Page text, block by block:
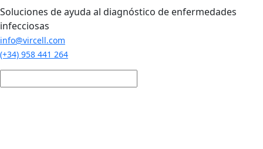
Pasar al contenido principal
Soluciones de ayuda al diagnóstico de enfermedades
infecciosas
info@vircell.com
(+34) 958 441 264